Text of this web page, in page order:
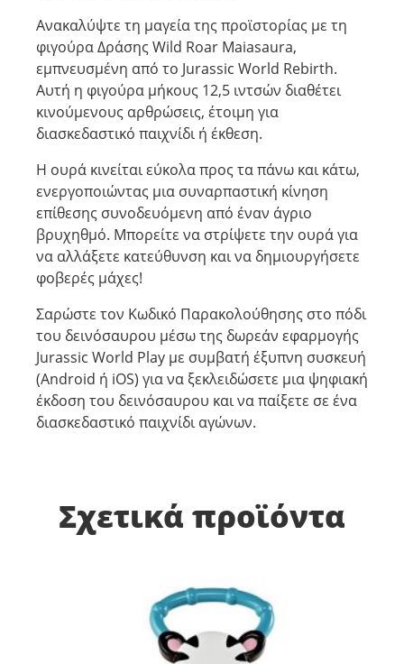
Ανακαλύψτε τη μαγεία της προϊστορίας με τη
φιγούρα Δράσης Wild Roar Maiasaura,
εμπνευσμένη από το Jurassic World Rebirth.
Αυτή η φιγούρα μήκους 12,5 ιντσών διαθέτει
κινούμενους αρθρώσεις, έτοιμη για
διασκεδαστικό παιχνίδι ή έκθεση.
Η ουρά κινείται εύκολα προς τα πάνω και κάτω,
ενεργοποιώντας μια συναρπαστική κίνηση
επίθεσης συνοδευόμενη από έναν άγριο
βρυχηθμό. Μπορείτε να στρίψετε την ουρά για
να αλλάξετε κατεύθυνση και να δημιουργήσετε
φοβερές μάχες!
Σαρώστε τον Κωδικό Παρακολούθησης στο πόδι
του δεινόσαυρου μέσω της δωρεάν εφαρμογής
Jurassic World Play με συμβατή έξυπνη συσκευή
(Android ή iOS) για να ξεκλειδώσετε μια ψηφιακή
έκδοση του δεινόσαυρου και να παίξετε σε ένα
διασκεδαστικό παιχνίδι αγώνων.
Σχετικά προϊόντα